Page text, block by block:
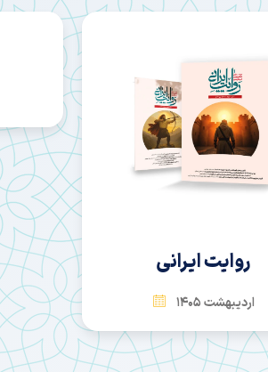
روایت ایرانی
اردیبهشت 1405